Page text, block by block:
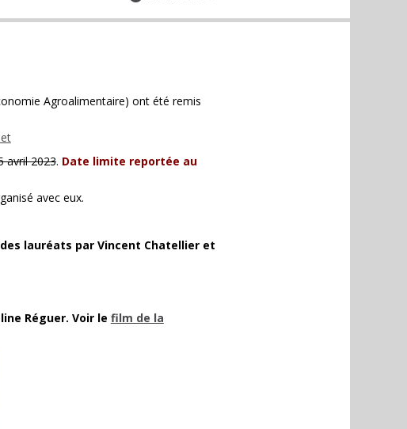
Agroalimentaire) ont été remis
avril 2023. Date limite reportée au
avec eux.
lauréats par Vincent Chatellier et
Réguer. Voir le film de la